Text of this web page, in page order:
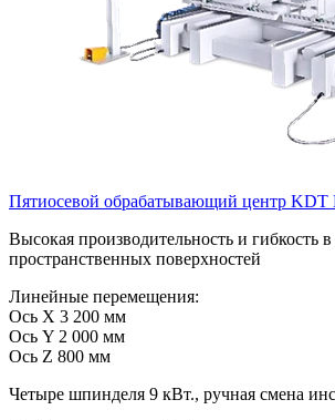
Пятиосевой обрабатывающий центр KDT
Высокая производительность и гибкость в
пространственных поверхностей
Линейные перемещения:
Ось X 3 200 мм
Ось Y 2 000 мм
Ось Z 800 мм
Четыре шпинделя 9 кВт., ручная смена